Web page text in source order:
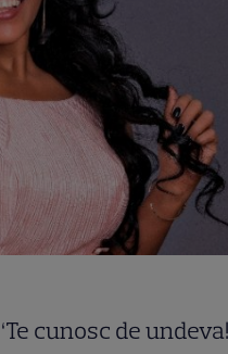
cunosc de